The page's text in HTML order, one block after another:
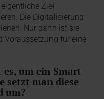
Ziel
Die Digitalisierung
Nur dann ist sie
Voraussetzung für eine
um ein Smart
setzt man diese
um?